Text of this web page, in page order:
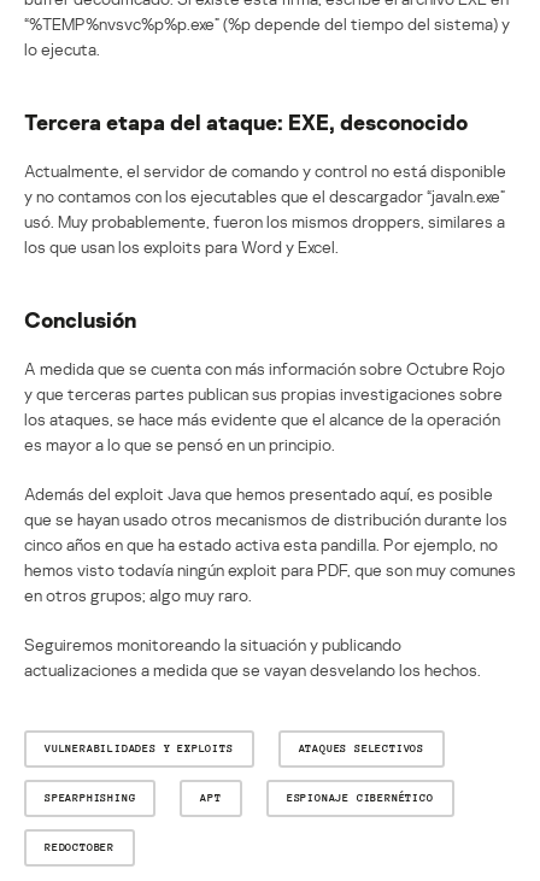
“%TEMP%nvsvc%p%p.exe” (%p depende del tiempo del sistema) y
lo ejecuta.
Tercera etapa del ataque: EXE, desconocido
Actualmente, el servidor de comando y control no está disponible
y no contamos con los ejecutables que el descargador “javaln.exe”
usó. Muy probablemente, fueron los mismos droppers, similares a
los que usan los exploits para Word y Excel.
Conclusión
A medida que se cuenta con más información sobre Octubre Rojo
y que terceras partes publican sus propias investigaciones sobre
los ataques, se hace más evidente que el alcance de la operación
es mayor a lo que se pensó en un principio.
Además del exploit Java que hemos presentado aquí, es posible
que se hayan usado otros mecanismos de distribución durante los
cinco años en que ha estado activa esta pandilla. Por ejemplo, no
hemos visto todavía ningún exploit para PDF, que son muy comunes
en otros grupos; algo muy raro.
Seguiremos monitoreando la situación y publicando
actualizaciones a medida que se vayan desvelando los hechos.
VULNERABILIDADES Y EXPLOITS ATAQUES SELECTIVOS
SPEARPHISHING APT ESPIONAJE CIBERNÉTICO
REDOCTOBER